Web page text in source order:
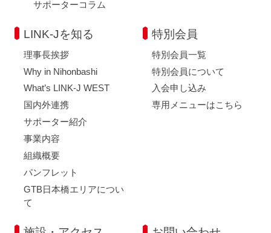
サポーターコラム
LINK-Jを知る
理事長挨拶
Why in Nihonbashi
What’s LINK-J WEST
国内外連携
サポーター紹介
事業内容
組織概要
パンフレット
GTB日本橋エリアについ
て
特別会員
特別会員一覧
特別会員について
入会申し込み
専用メニューはこちら